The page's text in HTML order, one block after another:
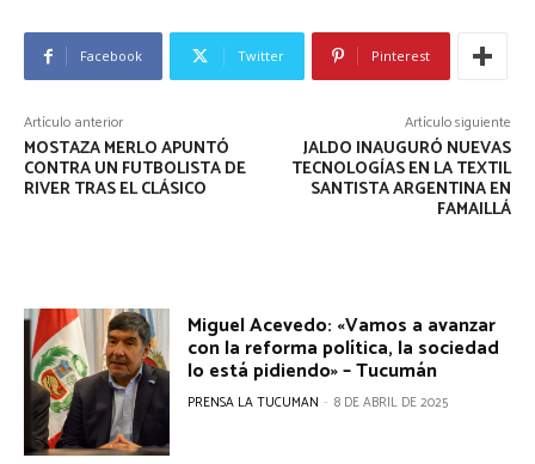
Facebook Twitter Pinterest
Artículo anterior
MOSTAZA MERLO APUNTÓ
CONTRA UN FUTBOLISTA DE
RIVER TRAS EL CLÁSICO
Artículo siguiente
JALDO INAUGURÓ NUEVAS
TECNOLOGÍAS EN LA TEXTIL
SANTISTA ARGENTINA EN
FAMAILLÁ
Miguel Acevedo: «Vamos a avanzar
con la reforma política, la sociedad
lo está pidiendo» – Tucumán
PRENSA LA TUCUMAN - 8 DE ABRIL DE 2025